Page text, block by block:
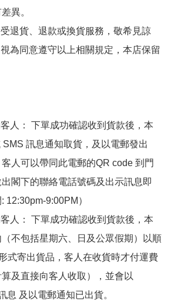
異。
退貨、退款或換貨服務，敬希見諒
為同意遵守以上相關規定，本店保留
人： 下單成功確認收到貨款後，本
訊息通知取貨，及以電郵發出
客人可以帶同此電郵的QR code 到門
閣下的聯絡電話號碼及出示訊息即
12:30pm-9:00PM）
人： 下單成功確認收到貨款後，本
不包括星期六、日及公眾假期）以順
式寄出貨品，客人在收貨時才付運費
算及直接向客人收取），並會以
息 及以電郵通知已出貨。